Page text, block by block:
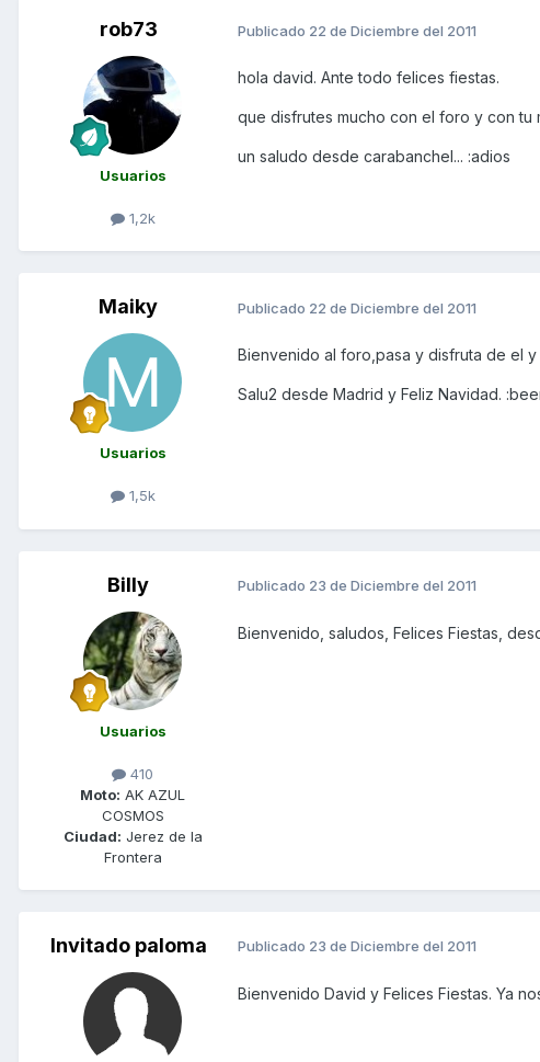
rob73
Usuarios
1,2k
Publicado 22 de Diciembre del 2011
hola david. Ante todo felices fiestas.
que disfrutes mucho con el foro y con tu
un saludo desde carabanchel... :adios
Maiky
Usuarios
1,5k
Publicado 22 de Diciembre del 2011
Bienvenido al foro,pasa y disfruta de el
Salu2 desde Madrid y Feliz Navidad.
Billy
Usuarios
410
Moto: AK AZUL
COSMOS
Ciudad: Jerez de la
Frontera
Publicado 23 de Diciembre del 2011
Bienvenido, saludos, Felices Fiestas,
Invitado paloma Publicado 23 de Diciembre del 2011
Bienvenido David y Felices Fiestas. Ya